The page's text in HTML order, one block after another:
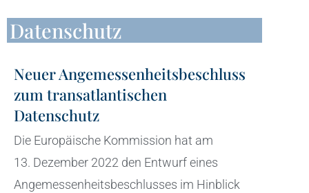
Datenschutz
Neuer Angemessenheitsbeschluss
zum transatlantischen
Datenschutz
Die Europäische Kommission hat am
13. Dezember 2022 den Entwurf eines
Angemessenheitsbeschlusses im Hinblick